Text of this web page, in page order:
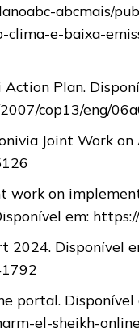
abcmais/
clima-e-baixa-
Action Plan.
cop13/eng/
Joint Work
work on
em:
2024. Disponível
portal.
el-sheikh-